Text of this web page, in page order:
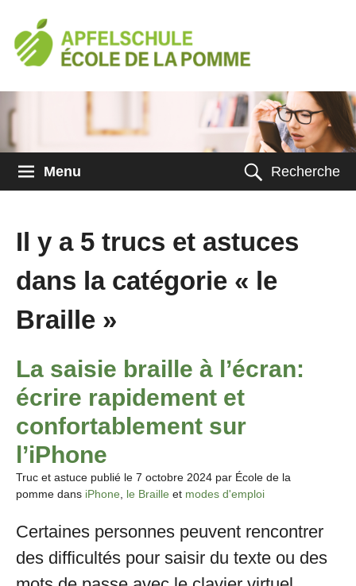
Menu Recherche
Il y a 5 trucs et astuces
dans la catégorie « le
Braille »
La saisie braille à l’écran:
écrire rapidement et
confortablement sur
l’iPhone
Truc et astuce publié le 7 octobre 2024 par École de la
pomme dans iPhone le Braille et modes d'emploi
Certaines personnes peuvent rencontrer
des difficultés pour saisir du texte ou des